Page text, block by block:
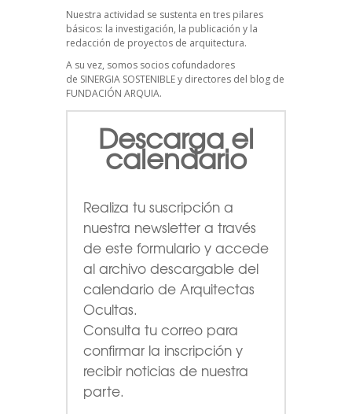
Nuestra actividad se sustenta en tres pilares
básicos: la investigación, la publicación y la
redacción de proyectos de arquitectura.
A su vez, somos socios cofundadores
de SINERGIA SOSTENIBLEy directores del blog de
FUNDACIÓN ARQUIA.
Descarga el
calendario
Realiza tu suscripción a
nuestra newsletter a través
de este formulario y accede
al archivo descargable del
calendario de Arquitectas
Ocultas.
Consulta tu correo para
confirmar la inscripción y
recibir noticias de nuestra
parte.